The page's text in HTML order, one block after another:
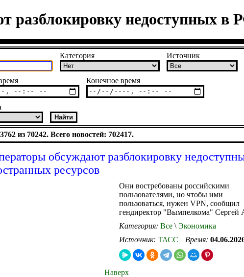
разблокировку недоступных в
Категория Источник
Конечное время
из 70242. Всего новостей: 702417.
обсуждают разблокировку
ресурсов
Они востребованы российскими
пользователями, но чтобы ими
пользоваться, нужен VPN, сообщил
гендиректор "Вымпелкома" Сергей
Категория: Все \ Экономика
Источник: ТАСС Время:
Наверх